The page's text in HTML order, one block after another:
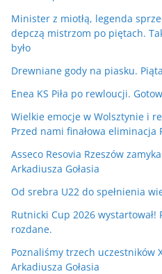
Minister z miotłą, legenda
depczą mistrzom po piętach.
było
Drewniane gody na piasku.
Enea KS Piła po rewloucji.
Wielkie emocje w Wolsztynie i
Przed nami finałowa eliminacja
Asseco Resovia Rzeszów
Arkadiusza Gołasia
Od srebra U22 do spełnienia
Rutnicki Cup 2026
rozdane.
Poznaliśmy trzech uczestników
Arkadiusza Gołasia